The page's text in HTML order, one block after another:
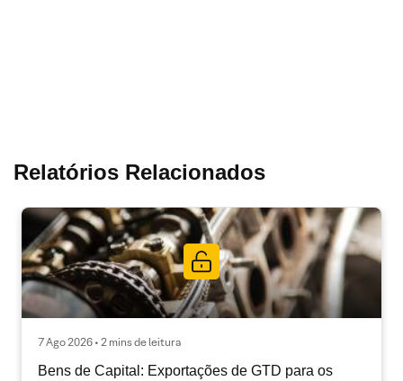
Relatórios Relacionados
7 Ago 2026 • 2 mins de leitura
Bens de Capital: Exportações de GTD para os